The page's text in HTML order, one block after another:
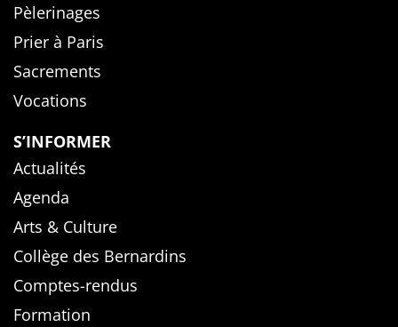
Pèlerinages
Prier à Paris
Sacrements
Vocations
S’INFORMER
Actualités
Agenda
Arts & Culture
Collège des Bernardins
Comptes-rendus
Formation